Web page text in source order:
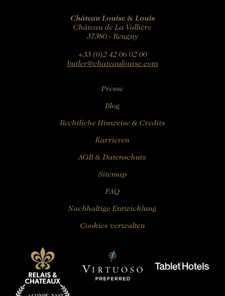
Château Louise & Louis
Château de La Vallière
37380 - Reugny
+33 (0)2 42 06 02 00
butler@chateaulouise.com
Presse
Blog
Rechtliche Hinweise & Credits
Karrieren
AGB & Datenschutz
Sitemap
FAQ
Nachhaltige Entwicklung
Cookies verwalten